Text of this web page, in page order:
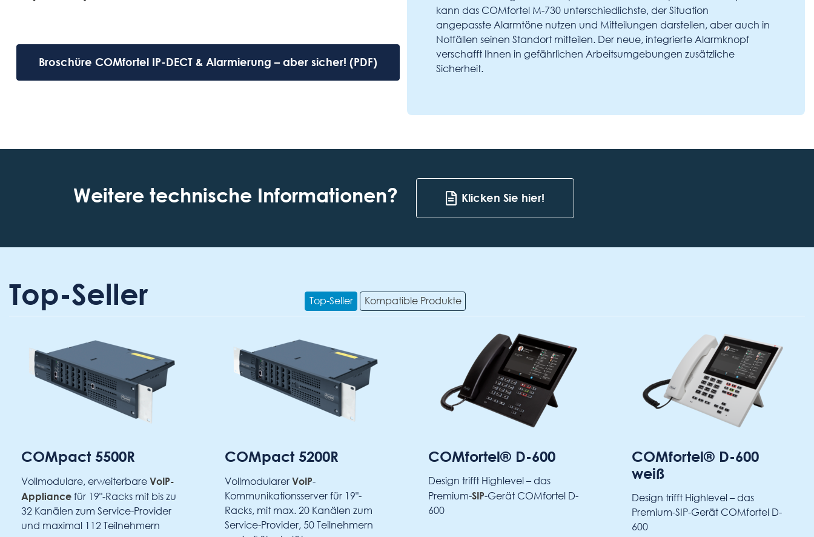
Broschüre COMfortel IP-DECT & Alarmierung – aber sicher! (PDF)
kann das COMfortel M-730 unterschiedlichste, der Situation
angepasste Alarmtöne nutzen und Mitteilungen darstellen, aber auch in
Notfällen seinen Standort mitteilen. Der neue, integrierte Alarmknopf
verschafft Ihnen in gefährlichen Arbeitsumgebungen zusätzliche
Sicherheit.
Weitere technische Informationen? Klicken Sie hier!
Top-Seller Top-Seller Kompatible Produkte
COMpact 5500R
Vollmodulare, erweiterbareVoIP-
Appliancefür 19"-Racks mit bis zu
32 Kanälen zum Service-Provider
und maximal 112 Teilnehmern
COMpact 5200R
VollmodularerVoIP-
Kommunikationsserver für 19"-
Racks, mit max. 20 Kanälen zum
Service-Provider, 50 Teilnehmern
COMfortel® D-600
Design trifft Highlevel – das
Premium-SIP-Gerät COMfortel D-
600
COMfortel® D-600
weiß
Design trifft Highlevel – das
Premium-SIP-Gerät COMfortel D-
600